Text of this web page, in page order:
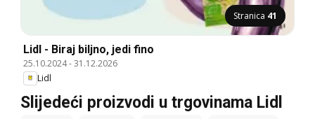
Stranica 41
Lidl - Biraj biljno, jedi fino
25.10.2024-31.12.2026
Lidl
Slijedeći proizvodi u trgovinama Lidl